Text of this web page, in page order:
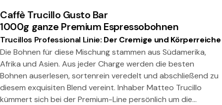
Teilen Sie dieses Produkt
Teilen:
Kopie
Caffè Trucillo Gusto Bar
1000g ganze Premium Espressobohnen
Trucillos Professional Linie: Der Cremige und Körperreiche
Die Bohnen für diese Mischung stammen aus Südamerika,
Afrika und Asien. Aus jeder Charge werden die besten
Bohnen auserlesen, sortenrein veredelt und abschließend zu
diesem exquisiten Blend vereint. Inhaber Matteo Trucillo
kümmert sich bei der Premium-Line persönlich um die